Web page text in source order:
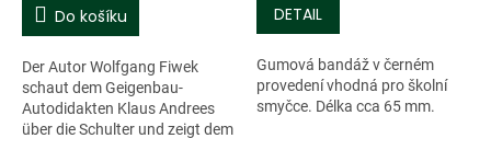
Do košíku
Der Autor Wolfgang Fiwek
schaut dem Geigenbau-
Autodidakten Klaus Andrees
über die Schulter und zeigt dem
DETAIL
Gumová bandáž v černém
provedení vhodná pro školní
smyčce. Délka cca 65 mm.